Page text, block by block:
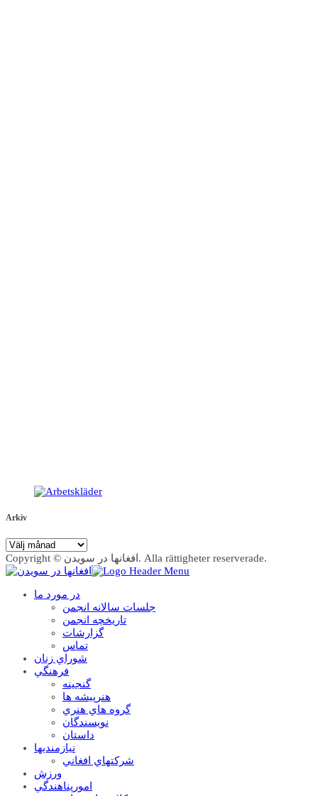
Arkiv
Arkiv
Copyright © افغانها در سویدن. Alla rättigheter reserverade.
در مورد ما
جلسات سالانه انجمن
تاریخچه انجمن
گزارشات
تماس
شوراي زنان
فرهنگي
گنجينه
هنرپيشه ها
گروه هاي هنري
نويسندگان
داستان
نيازمنديها
شرکتهاي افغاني
ورزش
امورپناهندگي